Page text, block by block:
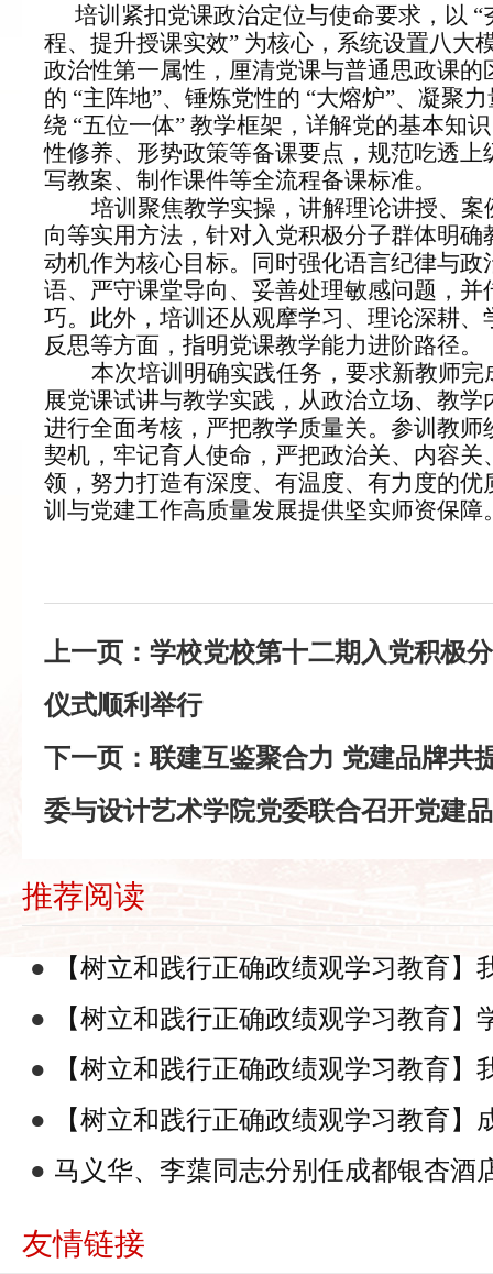
培训紧扣党课政治定位与使命要求，以
程、提升授课实效” 为核心，系统设置八大
政治性第一属性 ，厘清党课与普通思政课
的 “主阵地”、锤炼党性的 “大熔炉”、凝聚
绕 “五位一体” 教学框架，详解党的基本知
性修养、形势政策等备课要点，规范吃透
写教案、制作课件等全流程备课标准。
培训聚焦教学实操，讲解理论讲授、
向等实用方法，针对入党积极分子群体明
动机作为核心目标。同时强化语言纪律与政
语、严守课堂导向、妥善处理敏感问题，
巧。此外，培训还从观摩学习、理论深耕
反思等方面，指明党课教学能力进阶路径。
本次培训明确实践任务，要求新教师
展党课试讲与教学实践，从政治立场、教
进行全面考核，严把教学质量关。参训教
契机，牢记育人使命，严把政治关、内容
领，努力打造有深度、有温度、有力度的
训与党建工作高质量发展提供坚实师资保障
上一页： 学校党校第十二期入党积极
仪式顺利举行
下一页：联建互鉴聚合力 党建品牌
委与设计艺术学院党委联合召开党建
推荐阅读
●
【树立和践行正确政绩观学习教育
绩观学习教育工作推进会
●
【树立和践行正确政绩观学习教育
绩观学习教育及安全稳定工作推进会
●
【树立和践行正确政绩观学习教育
绩观学习教育读书班开班式
●
【树立和践行正确政绩观学习教育
树立和践行正确政绩观学习教育部署启
● 马义华、李蕖同志分别任成都银杏酒
委书记，党委副书记
友情链接